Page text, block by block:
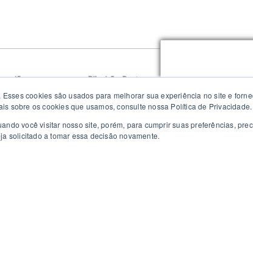
cookies são usados ​​para melhorar sua experiência no site e
sobre os cookies que usamos, consulte nossa Política de Privacidade.
você visitar nosso site, porém, para cumprir suas preferências,
solicitado a tomar essa decisão novamente.
região
7984
Ribeirão Preto e região
(16) 3600-8609